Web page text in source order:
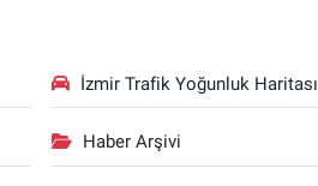
İzmir Trafik Yoğunluk Haritası
Haber Arşivi